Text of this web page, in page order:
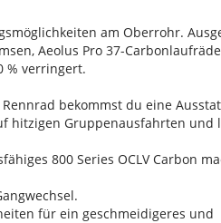
am Oberrohr.
Aeolus Pro 37-
% verringert.
bekommst du eine
hitzigen Gruppenausfahrten und
800 Series OCLV Carbon
für ein geschmeidigeres und